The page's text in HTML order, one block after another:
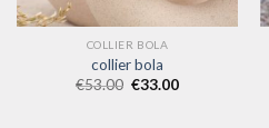
COLLIER BOLA
collier bola
€53.00 €33.00